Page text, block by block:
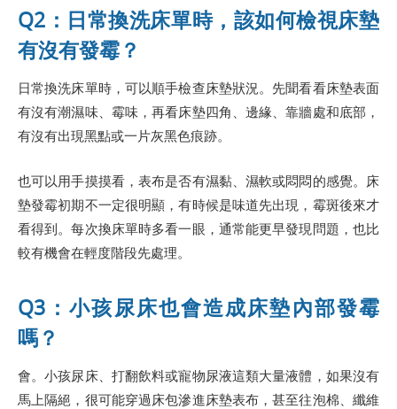
Q2：日常換洗床單時，該如何檢視床墊
有沒有發霉？
日常換洗床單時，可以順手檢查床墊狀況。先聞看看床墊表面
有沒有潮濕味、霉味，再看床墊四角、邊緣、靠牆處和底部，
有沒有出現黑點或一片灰黑色痕跡。
也可以用手摸摸看，表布是否有濕黏、濕軟或悶悶的感覺。床
墊發霉初期不一定很明顯，有時候是味道先出現，霉斑後來才
看得到。每次換床單時多看一眼，通常能更早發現問題，也比
較有機會在輕度階段先處理。
Q3：小孩尿床也會造成床墊內部發霉
嗎？
會。小孩尿床、打翻飲料或寵物尿液這類大量液體，如果沒有
馬上隔絕，很可能穿過床包滲進床墊表布，甚至往泡棉、纖維